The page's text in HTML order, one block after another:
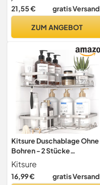
Badezimmer Tür Spiegel
Auto mit Haken
21,55 € gratis Versand
ZUM ANGEBOT
Kitsure Duschablage Ohne
Bohren - 2 Stücke
Rostfreies Duschgel
Halterung Ohne Bohren
Duschablage Ecke Mit 4
Kitsure
16,99 € gratis Versand